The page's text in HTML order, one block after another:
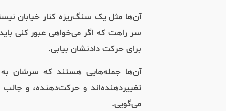
آن‌ها مثل یک سنگ‌ریزه کنار خیابان
سر راهت که اگر می‌خواهی عبور کنی باید
برای حرکت دادنشان بیابی.
آن‌ها جمله‌هایی هستند که سرشان به
تغییر‌دهنده‌اند و حرکت‌دهنده، و
می‌گویی.